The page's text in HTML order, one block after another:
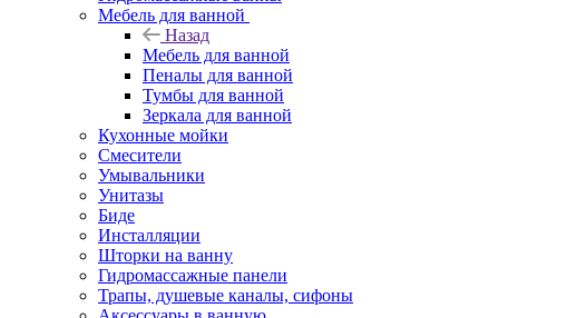
Мебель для ванной
Назад
Мебель для ванной
Пеналы для ванной
Тумбы для ванной
Зеркала для ванной
Кухонные мойки
Смесители
Умывальники
Унитазы
Биде
Инсталляции
Шторки на ванну
Гидромассажные панели
Трапы, душевые каналы, сифоны